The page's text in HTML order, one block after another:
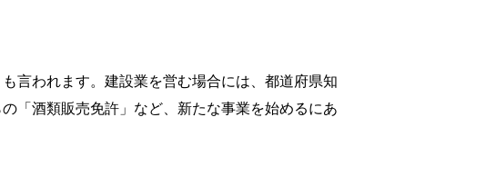
言われます。建設業を営む場合には、都道府県知
「酒類販売免許」など、新たな事業を始めるにあ